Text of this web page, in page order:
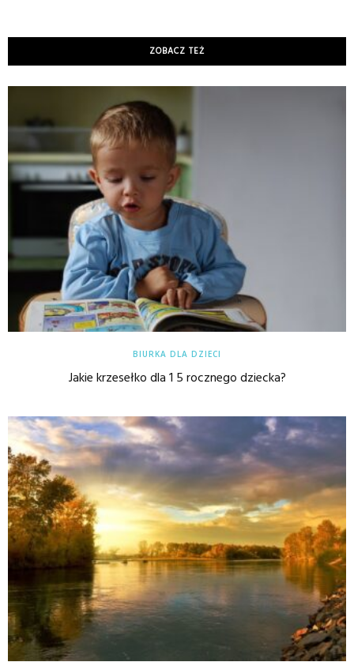
ZOBACZ TEŻ
BIURKA DLA DZIECI
Jakie krzesełko dla 1 5 rocznego dziecka?